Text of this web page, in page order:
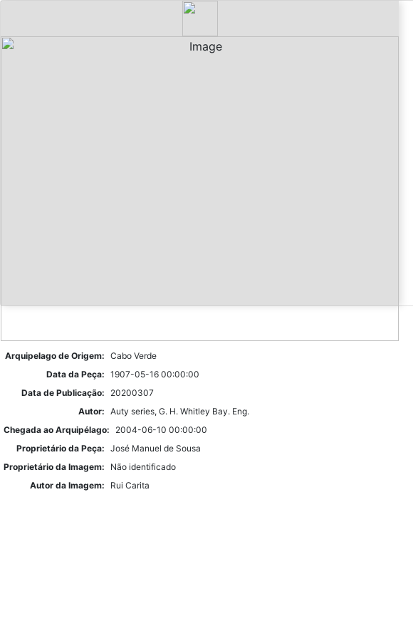
Arquipelago de Origem: Cabo Verde
Data da Peça: 1907-05-16 00:00:00
Data de Publicação:
20200307
Autor: Auty series, G. H. Whitley Bay. Eng.
Chegada ao Arquipélago:
2004-06-10 00:00:00
Proprietário da Peça: José Manuel de Sousa
Proprietário da Imagem:
Não identificado
Autor da Imagem:
Rui Carita